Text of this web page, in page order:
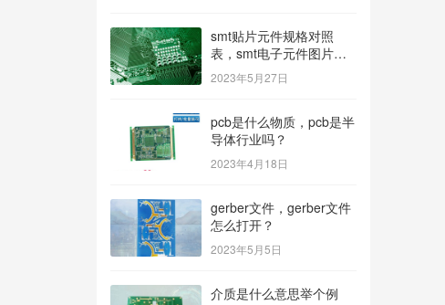
smt贴片元件规格对照
表，smt电子元件图片及
名称？
2023年5月27日
pcb是什么物质，pcb是半
导体行业吗？
2023年4月18日
gerber文件，gerber文件
怎么打开？
2023年5月5日
介质是什么意思举个例